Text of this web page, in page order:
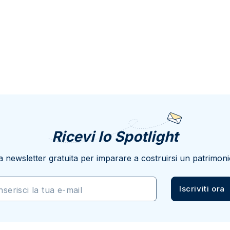
Ricevi lo Spotlight
newsletter gratuita per imparare a costruirsi un
la tua e-mail Iscriviti ora